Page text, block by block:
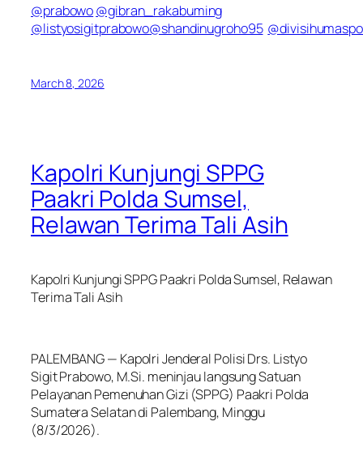
@prabowo@gibran_rakabuming
@listyosigitprabowo@shandinugroho95
March 8, 2026
Kapolri Kunjungi SPPG
Paakri Polda Sumsel,
Relawan Terima Tali Asih
Kapolri Kunjungi SPPG Paakri Polda Sumsel, Relawan
Terima Tali Asih
PALEMBANG — Kapolri Jenderal Polisi Drs. Listyo
Sigit Prabowo, M.Si. meninjau langsung Satuan
Pelayanan Pemenuhan Gizi (SPPG) Paakri Polda
Sumatera Selatan di Palembang, Minggu
(8/3/2026).